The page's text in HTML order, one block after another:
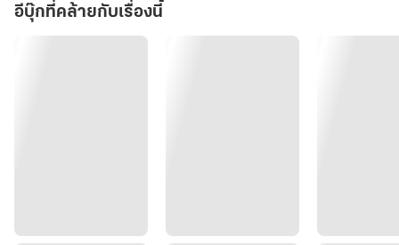
อีบุ๊กที่คล้ายกับเรื่องนี้